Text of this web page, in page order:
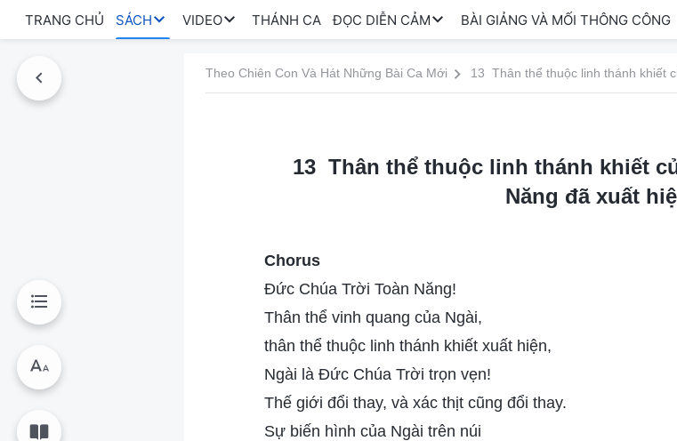
TRANG CHỦ SÁCH VIDEO THÁNH CA ĐỌC DIỄN CẢM BÀI GIẢNG VÀ MỐI THÔNG CÔNG
Theo Chiên Con Và Hát Những Bài Ca Mới 13 Thân thể thuộc linh thánh khiết
13 Thân thể thuộc linh thánh khiết
Năng đã xuất
Chorus
Đức Chúa Trời Toàn Năng!
Thân thể vinh quang của Ngài,
thân thể thuộc linh thánh khiết xuất hiện,
Ngài là Đức Chúa Trời trọn vẹn!
Thế giới đổi thay, và xác thịt cũng đổi thay.
Sự biến hình của Ngài trên núi